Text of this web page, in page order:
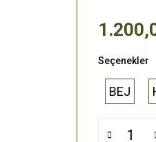
Seçenekler
BEJ